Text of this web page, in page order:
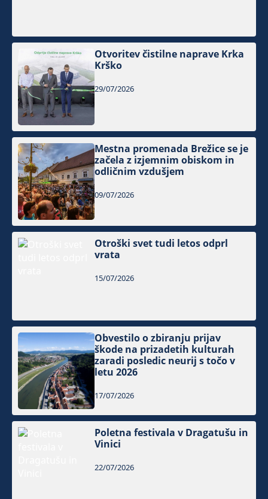
Otvoritev čistilne naprave Krka
Krško
29/07/2026
Mestna promenada Brežice se je
začela z izjemnim obiskom in
odličnim vzdušjem
09/07/2026
Otroški svet tudi letos odprl
vrata
15/07/2026
Obvestilo o zbiranju prijav
škode na prizadetih kulturah
zaradi posledic neurij s točo v
letu 2026
17/07/2026
Poletna festivala v Dragatušu in
Vinici
22/07/2026